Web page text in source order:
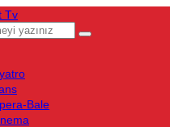
Bale